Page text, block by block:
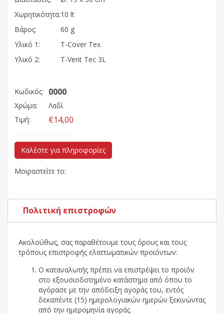
Χωρητικότητα:10 lt
Βάρος:
60 g
Υλικό 1:
T-Cover Tex
Υλικό 2:
T-Vent Tec 3L
Κωδικός: 0000
Χρώμα:
Λαδί
Τιμή:
€14,00
Καλέστε για πληροφορίες
Μοιραστείτε το:
Πολιτική επιστροφών
Ακολούθως, σας παραθέτουμε τους όρους και τους
τρόπους επιστροφής ελαττωματικών προϊόντων:
Ο καταναλωτής πρέπει να επιστρέψει το προϊόν
στο εξουσιοδοτημένο κατάστημα από όπου το
αγόρασε με την απόδειξη αγοράς του, εντός
δεκαπέντε (15) ημερολογιακών ημερών ξεκινώντας
από την ημερομηνία αγοράς.